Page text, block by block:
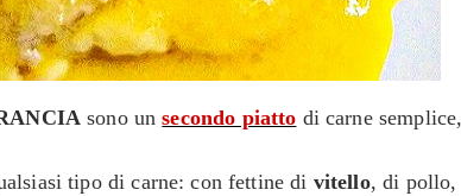
sono unsecondo piatto di carne
tipo di carne: con fettine di vitello, di pollo,